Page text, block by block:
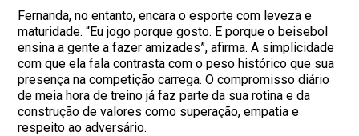
Fernanda, no entanto, encara o esporte com leveza e
maturidade. “Eu jogo porque gosto. E porque o beisebol
ensina a gente a fazer amizades”, afirma. A simplicidade
com que ela fala contrasta com o peso histórico que sua
presença na competição carrega. O compromisso diário
de meia hora de treino já faz parte da sua rotina e da
construção de valores como superação, empatia e
respeito ao adversário.